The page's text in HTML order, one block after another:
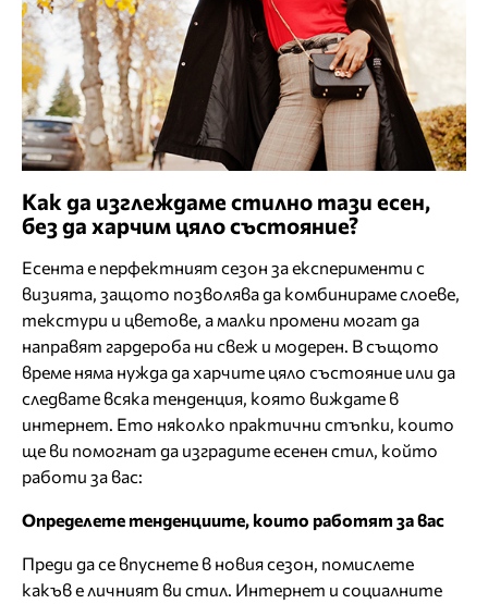
Как да изглеждаме стилно тази есен,
без да харчим цяло състояние?
Есента е перфектният сезон за експерименти с
визията, защото позволява да комбинираме слоеве,
текстури и цветове, а малки промени могат да
направят гардероба ни свеж и модерен. В същото
време няма нужда да харчите цяло състояние или да
следвате всяка тенденция, която виждате в
интернет. Ето няколко практични стъпки, които
ще ви помогнат да изградите есенен стил, който
работи за вас:
Определете тенденциите, които работят за вас
Преди да се впуснете в новия сезон, помислете
какъв е личният ви стил. Интернет и социалните